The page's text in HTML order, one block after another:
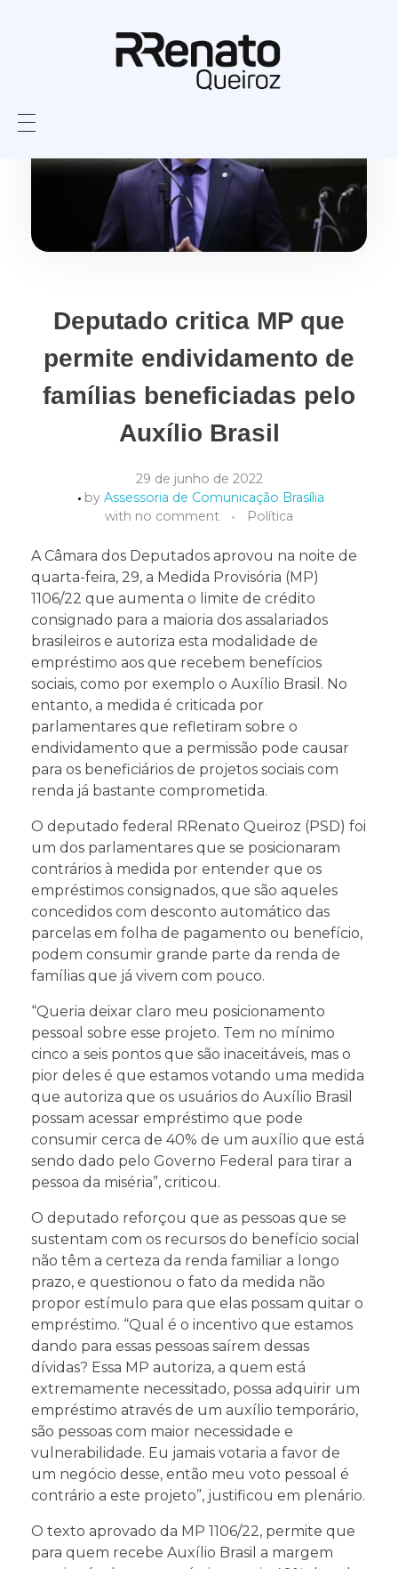
Deputado critica MP que
permite endividamento de
famílias beneficiadas pelo
Auxílio Brasil
29 de junho de 2022
by Assessoria de Comunicação Brasília
with no comment Política
A Câmara dos Deputados aprovou na noite de
quarta-feira, 29, a Medida Provisória (MP)
1106/22 que aumenta o limite de crédito
consignado para a maioria dos assalariados
brasileiros e autoriza esta modalidade de
empréstimo aos que recebem benefícios
sociais, como por exemplo o Auxílio Brasil. No
entanto, a medida é criticada por
parlamentares que refletiram sobre o
endividamento que a permissão pode causar
para os beneficiários de projetos sociais com
renda já bastante comprometida.
O deputado federal RRenato Queiroz (PSD) foi
um dos parlamentares que se posicionaram
contrários à medida por entender que os
empréstimos consignados, que são aqueles
concedidos com desconto automático das
parcelas em folha de pagamento ou benefício,
podem consumir grande parte da renda de
famílias que já vivem com pouco.
“Queria deixar claro meu posicionamento
pessoal sobre esse projeto. Tem no mínimo
cinco a seis pontos que são inaceitáveis, mas o
pior deles é que estamos votando uma medida
que autoriza que os usuários do Auxílio Brasil
possam acessar empréstimo que pode
consumir cerca de 40% de um auxílio que está
sendo dado pelo Governo Federal para tirar a
pessoa da miséria”, criticou.
O deputado reforçou que as pessoas que se
sustentam com os recursos do benefício social
não têm a certeza da renda familiar a longo
prazo, e questionou o fato da medida não
propor estímulo para que elas possam quitar o
empréstimo. “Qual é o incentivo que estamos
dando para essas pessoas saírem dessas
dívidas? Essa MP autoriza, a quem está
extremamente necessitado, possa adquirir um
empréstimo através de um auxílio temporário,
são pessoas com maior necessidade e
vulnerabilidade. Eu jamais votaria a favor de
um negócio desse, então meu voto pessoal é
contrário a este projeto”, justificou em plenário.
O texto aprovado da MP 1106/22, permite que
para quem recebe Auxílio Brasil a margem